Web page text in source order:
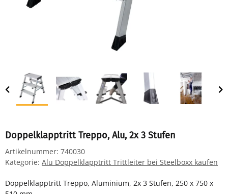
Doppelklapptritt Treppo, Alu, 2x 3 Stufen
Artikelnummer: 740030
Kategorie: Alu Doppelklapptritt Trittleiter bei Steelboxx kaufen
Doppelklapptritt Treppo, Aluminium, 2x 3 Stufen, 250 x 750 x